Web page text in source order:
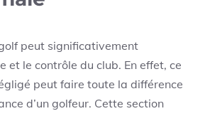
peut significativement
et le contrôle du club. En effet, ce
peut faire toute la différence
d’un golfeur. Cette section